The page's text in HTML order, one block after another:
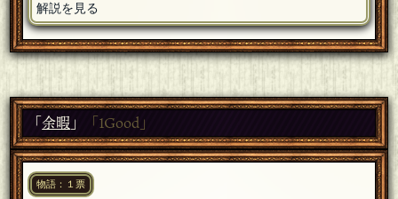
解説を見る
「余暇 」 「1Good」
物語：１票